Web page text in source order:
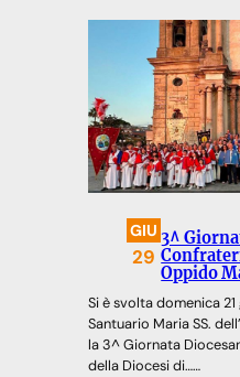
GIU
29
3^
Oppido
Si è svolta domenica
Santuario Maria SS.
la 3^ Giornata
della Diocesi di……